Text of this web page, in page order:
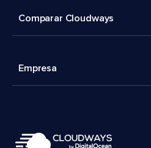
Comparar Cloudways
Empresa